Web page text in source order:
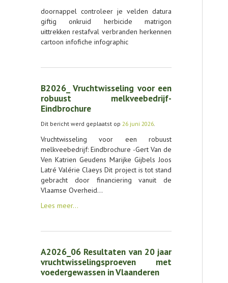
doornappel controleer je velden datura
giftig onkruid herbicide matrigon
uittrekken restafval verbranden herkennen
cartoon infofiche infographic
B2026_ Vruchtwisseling voor een
robuust melkveebedrijf-
Eindbrochure
Dit bericht werd geplaatst op 26 juni 2026.
Vruchtwisseling voor een robuust
melkveebedrijf: Eindbrochure -Gert Van de
Ven Katrien Geudens Marijke Gijbels Joos
Latré Valérie Claeys Dit project is tot stand
gebracht door financiering vanuit de
Vlaamse Overheid…
Lees meer…
A2026_06 Resultaten van 20 jaar
vruchtwisselingsproeven met
voedergewassen in Vlaanderen